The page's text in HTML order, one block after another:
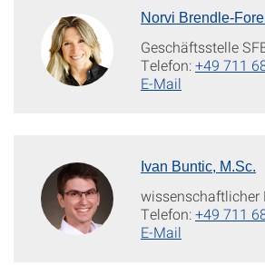
Norvi Brendle-
Geschäftsstelle
Telefon:+49 711
E-Mail
Ivan Buntic, M.Sc.
wissenschaftlicher
Telefon:+49 711
E-Mail